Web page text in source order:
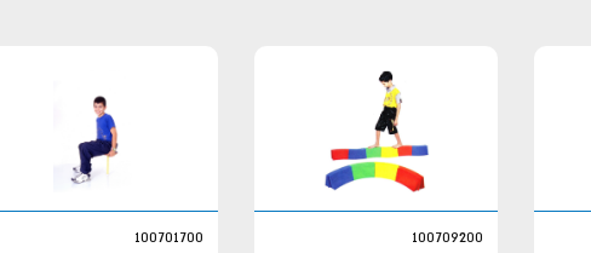
100709200
100701700